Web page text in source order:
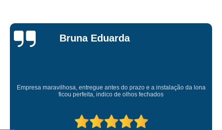
Bruna Eduarda
Empresa maravilhosa, entregue antes do prazo e a instalação da lona
ficou perfeita, indico de olhos fechados